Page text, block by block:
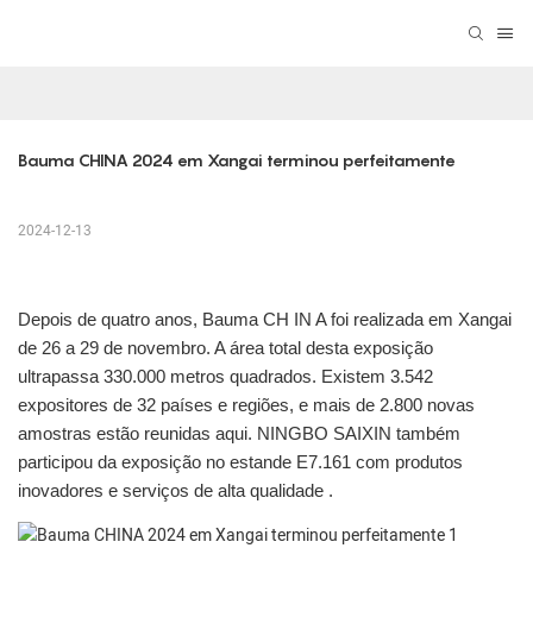
Bauma CHINA 2024 em Xangai terminou perfeitamente
2024-12-13
Depois de quatro anos, Bauma CH IN A foi realizada em Xangai
de 26 a 29 de novembro. A área total desta exposição
ultrapassa 330.000 metros quadrados. Existem 3.542
expositores de 32 países e regiões, e mais de 2.800 novas
amostras estão reunidas aqui. NINGBO SAIXIN também
participou da exposição no estande E7.161 com produtos
inovadores e serviços de alta qualidade .